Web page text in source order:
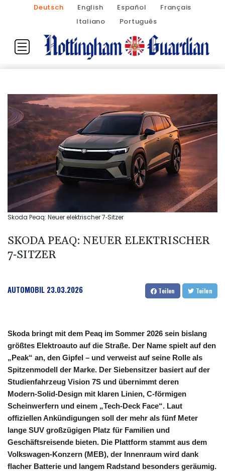
Deutsch English Español
Français
Italiano
Português
Skoda Peaq: Neuer elektrischer 7‑Sitzer
SKODA PEAQ: NEUER ELEKTRISCHER
7‑SITZER
AUTOMOBIL 23.03.2026 Teilen Teilen
Skoda bringt mit dem Peaq im Sommer 2026 sein bislang
größtes Elektroauto auf die Straße. Der Name spielt auf den
„Peak“ an, den Gipfel – und verweist auf seine Rolle als
Spitzenmodell der Marke. Der Siebensitzer basiert auf der
Studienfahrzeug Vision 7S und übernimmt deren
Modern‑Solid‑Design mit klaren Linien, C‑förmigen
Scheinwerfern und einem „Tech‑Deck Face“. Laut
offiziellen Ankündigungen soll der mehr als fünf Meter
lange SUV großzügigen Platz für Familien und
Geschäftsreisende bieten. Die Plattform stammt aus dem
Volkswagen‑Konzern (MEB), der Innenraum wird dank
flacher Batterie und langem Radstand besonders geräumig.